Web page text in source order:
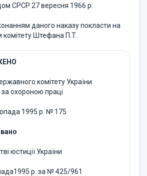
СРСР 27 вересня 1966 р.
даного наказу покласти на
комітету Штефана П.Т.
комітету України
охороною праці
1995 р. № 175
юстиції України
р. за № 425/961